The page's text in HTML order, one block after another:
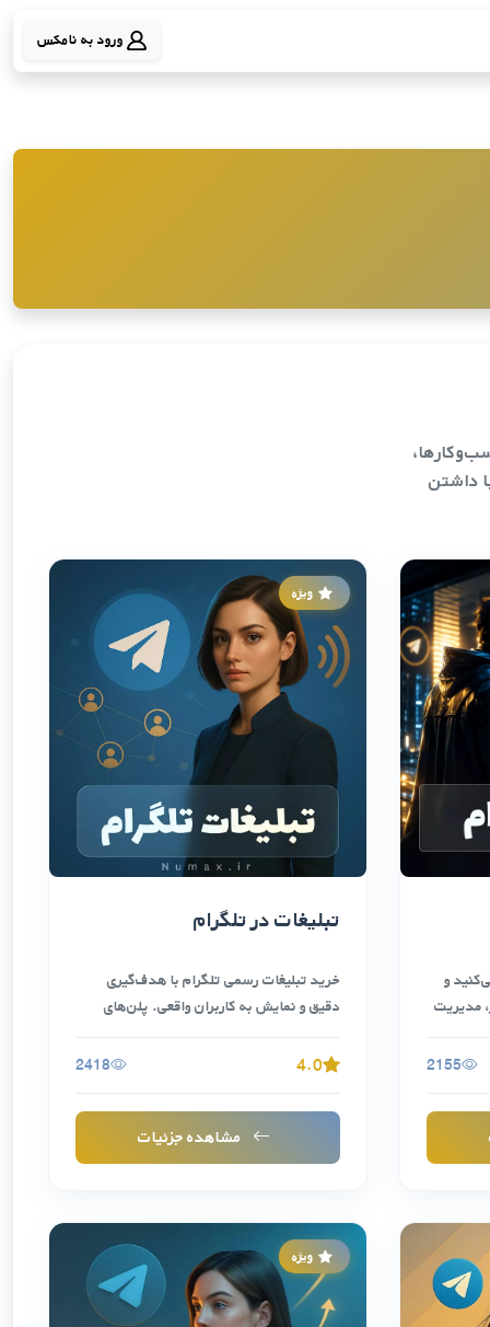
ورود به نامکس
داشتن
و
مدیریت
2155
ویژه
تبلیغات در تلگرام
خرید تبلیغات رسمی تلگرام با هدف‌گیری
دقیق و نمایش به کاربران واقعی. پلن‌های
4.0
2418
مشاهده جزئیات
ویژه